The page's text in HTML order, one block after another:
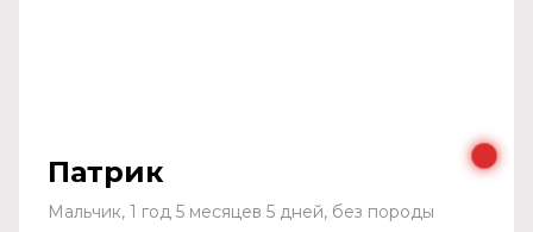
Патрик
Мальчик, 1 год 5 месяцев 5 дней, без породы